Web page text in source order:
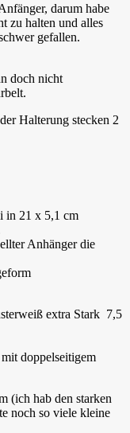
darum habe
zu halten und alles
gefallen.
doch nicht
Halterung stecken 2
in 21 x 5,1 cm
Anhänger die
extra Stark 7,5
doppelseitigem
(ich hab den starken
noch so viele kleine